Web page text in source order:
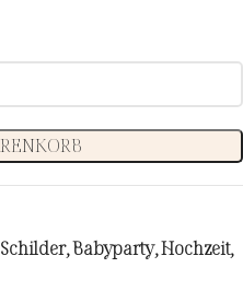
Schilder,Babyparty,Hochzeit,